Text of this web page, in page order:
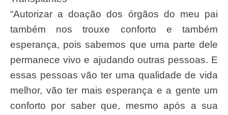
“Autorizar a doação dos órgãos do meu pai
também nos trouxe conforto e também
esperança, pois sabemos que uma parte dele
permanece vivo e ajudando outras pessoas. E
essas pessoas vão ter uma qualidade de vida
melhor, vão ter mais esperança e a gente um
conforto por saber que, mesmo após a sua